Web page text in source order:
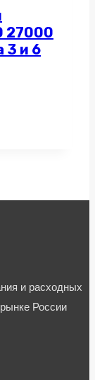
27000
3 и 6
и расходных
России